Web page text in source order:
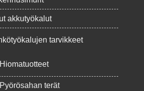
akkutyökalut
tarvikkeet
Hiomatuotteet
Pyörösahan terät